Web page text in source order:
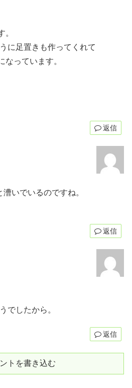
。
に足置きも作ってくれて
なっています。
返信
いでいるのですね。
返信
でしたから。
返信
トを書き込む